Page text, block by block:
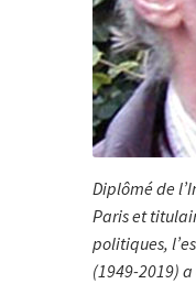
Diplômé de
Paris et
politiques,
(1949-2019)